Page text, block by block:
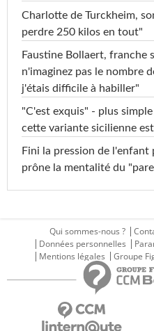
Charlotte de Turckheim,
perdre 250 kilos en tout"
Faustine Bollaert, franche
n'imaginez pas le nombre
j'étais difficile à habiller"
"C'est exquis" - plus
cette variante sicilienne
Fini la pression de
prône la mentalité du
Qui sommes-nous ?
Données personnelles
Mentions légales
Groupe